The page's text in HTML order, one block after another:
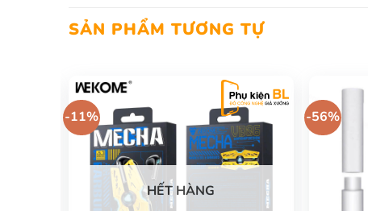
SẢN PHẨM TƯƠNG TỰ
-11%
HẾT HÀNG
-56%